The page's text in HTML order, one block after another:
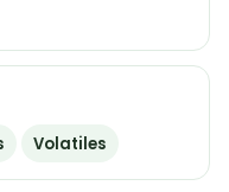
Volatiles